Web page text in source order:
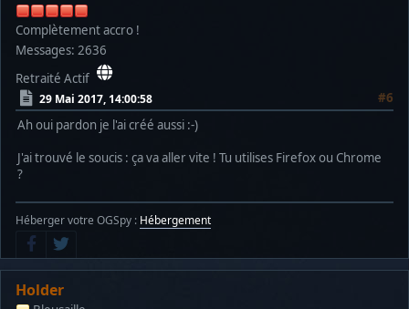
Complètement accro !
Messages: 2636
Retraité Actif
29 Mai 2017, 14:00:58
#6
Ah oui pardon je l'ai créé aussi :-)
J'ai trouvé le soucis : ça va aller vite ! Tu utilises Firefox ou Chrome
?
Héberger votre OGSpy : Hébergement
Holder